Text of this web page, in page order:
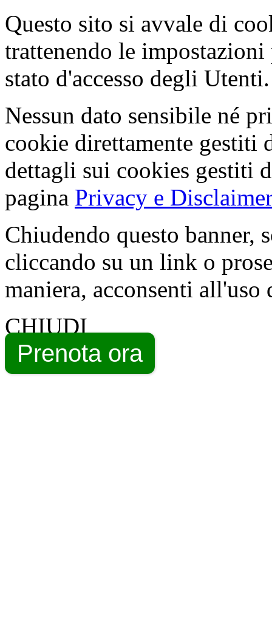
Questo sito si avvale di
trattenendo le
stato d'accesso degli Utenti.
Nessun dato sensibile né
cookie direttamente gestiti
dettagli sui cookies gestiti
pagina Privacy e Disclaimer
Chiudendo questo banner,
cliccando su un link o
maniera, acconsenti all'uso
CHIUDI
Prenota ora